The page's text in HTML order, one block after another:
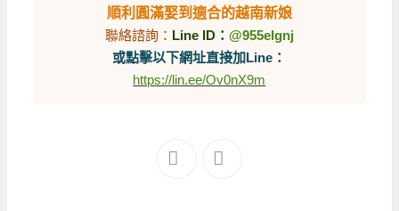
順利圓滿娶到適合的越南新娘
聯絡諮詢： Line ID： @955elgnj
或點擊以下網址直接加Line：
https://lin.ee/Ov0nX9m